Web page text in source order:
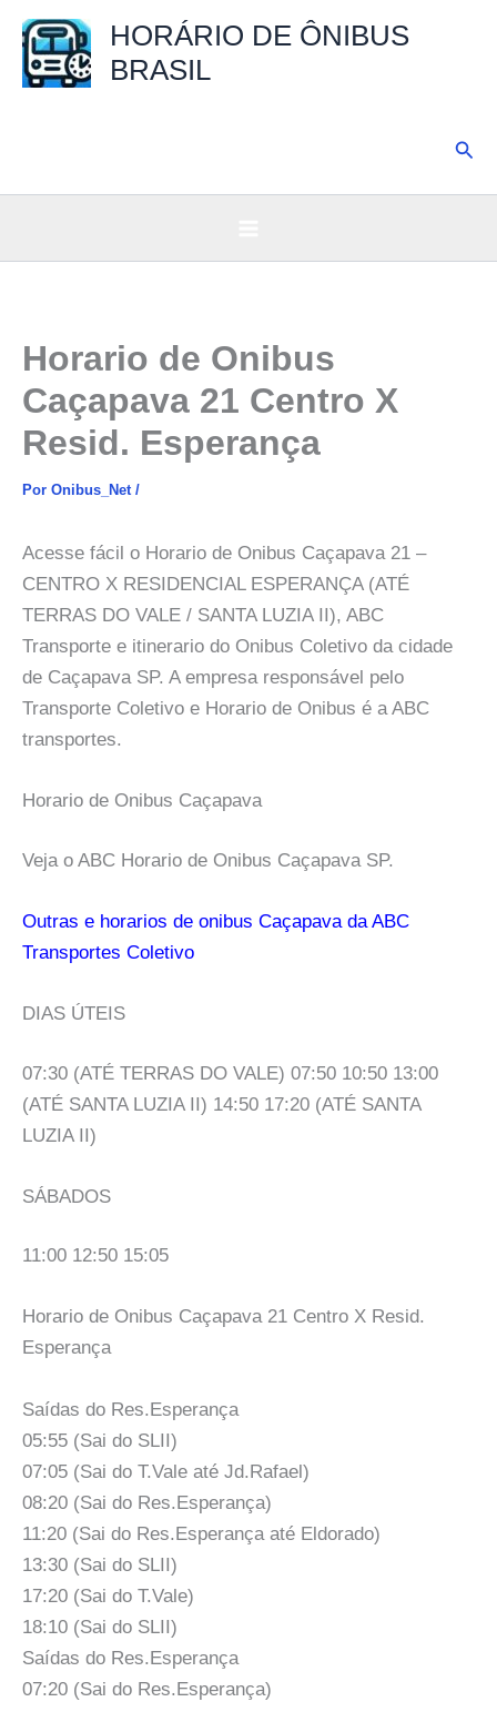
para
HORÁRIO DE ÔNIBUS
BRASIL
Horario de Onibus
Caçapava 21 Centro X
Resid. Esperança
Por Onibus_Net /
Acesse fácil o Horario de Onibus Caçapava 21 –
CENTRO X RESIDENCIAL ESPERANÇA (ATÉ
TERRAS DO VALE / SANTA LUZIA II), ABC
Transporte e itinerario do Onibus Coletivo da cidade
de Caçapava SP. A empresa responsável pelo
Transporte Coletivo e Horario de Onibus é a ABC
transportes.
Horario de Onibus Caçapava
Veja o ABC Horario de Onibus Caçapava SP.
Outras e horarios de onibus Caçapava da ABC
Transportes Coletivo
DIAS ÚTEIS
07:30 (ATÉ TERRAS DO VALE) 07:50 10:50 13:00
(ATÉ SANTA LUZIA II) 14:50 17:20 (ATÉ SANTA
LUZIA II)
SÁBADOS
11:00 12:50 15:05
Horario de Onibus Caçapava 21 Centro X Resid.
Esperança
Saídas do Res.Esperança
05:55 (Sai do SLII)
07:05 (Sai do T.Vale até Jd.Rafael)
08:20 (Sai do Res.Esperança)
11:20 (Sai do Res.Esperança até Eldorado)
13:30 (Sai do SLII)
17:20 (Sai do T.Vale)
18:10 (Sai do SLII)
Saídas do Res.Esperança
07:20 (Sai do Res.Esperança)